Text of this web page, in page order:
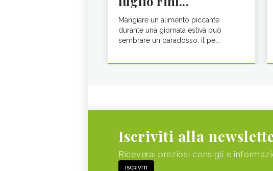
Mangiare un alimento piccante
durante una giornata estiva può
sembrare un paradosso: il pe...
Iscriviti alla
Riceverai preziosi consigli e
ISCRIVITI